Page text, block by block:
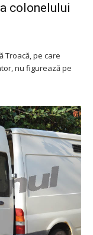
colonelului
Troacă, pe care
nu figurează pe